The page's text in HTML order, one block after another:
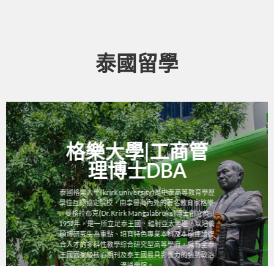
泰國留學
格樂大學|工商管
理博士DBA
泰國格樂大學(krirk university)是中泰高等教育學歷
學位互認協定院校，由享譽海內外的著名教育家格樂·
曼格拉布克(Dr. Krirk Mangalabruks)博士創立於
1952年，是一所立足泰王國、輻射亞太地區，以培養
碩博研究生為重點、培育特色專業本科及本碩連讀復
合人才的多科性教學綜合研究型高等學府，擁有全泰
王國國家級核心期刊及泰王國最具影響力的強勢政治